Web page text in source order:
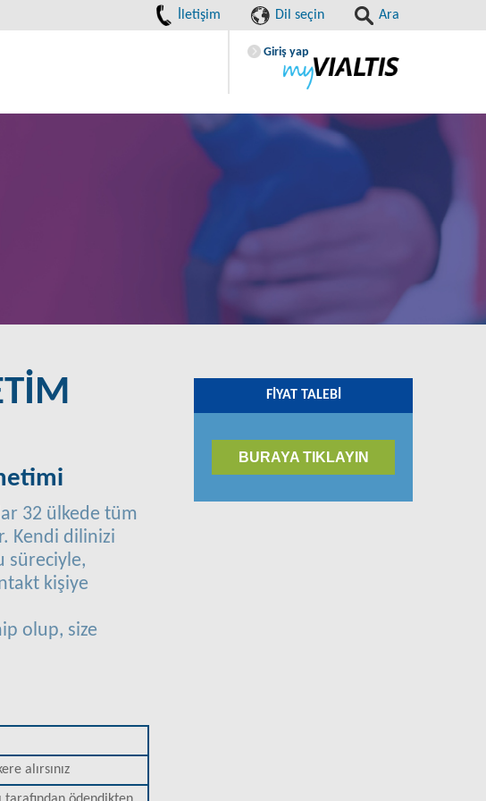
İletişim Dil seçin Ara
Giriş yap
32 ülkede tüm
Kendi dilinizi
süreciyle,
kişiye
olup, size
alırsınız
FIYAT TALEBI
BURAYA TIKLAYIN